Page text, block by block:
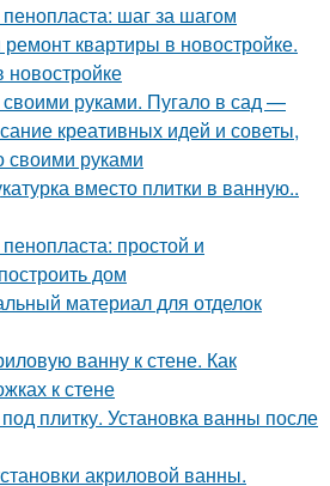
шаг за шагом
квартиры в новостройке.
новостройке
своими руками. Пугало в сад —
креативных идей и советы,
своими руками
вместо плитки в ванную..
простой и
дом
материал для отделок
ванну к стене. Как
к стене
плитку. Установка ванны после
акриловой ванны.